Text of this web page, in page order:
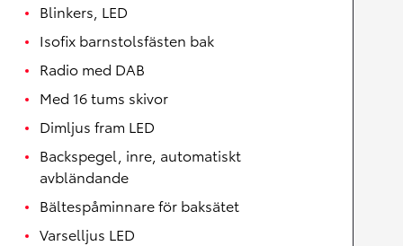
Blinkers, LED
Isofix barnstolsfästen bak
Radio med DAB
Med 16 tums skivor
Dimljus fram LED
Backspegel, inre, automatiskt
avbländande
Bältespåminnare för baksätet
Varselljus LED